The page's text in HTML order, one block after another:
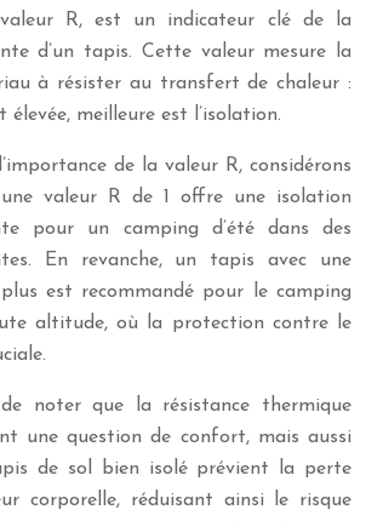
R, est un indicateur clé de la
d’un tapis. Cette valeur mesure la
à résister au transfert de chaleur :
élevée, meilleure est l’isolation.
de la valeur R, considérons
valeur R de 1 offre une isolation
pour un camping d’été dans des
En revanche, un tapis avec une
est recommandé pour le camping
altitude, où la protection contre le
noter que la résistance thermique
une question de confort, mais aussi
de sol bien isolé prévient la perte
corporelle, réduisant ainsi le risque